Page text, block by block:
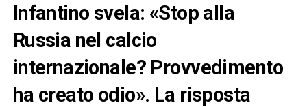
Infantino svela: «Stop alla
Russia nel calcio
internazionale? Provvedimento
ha creato odio». La risposta